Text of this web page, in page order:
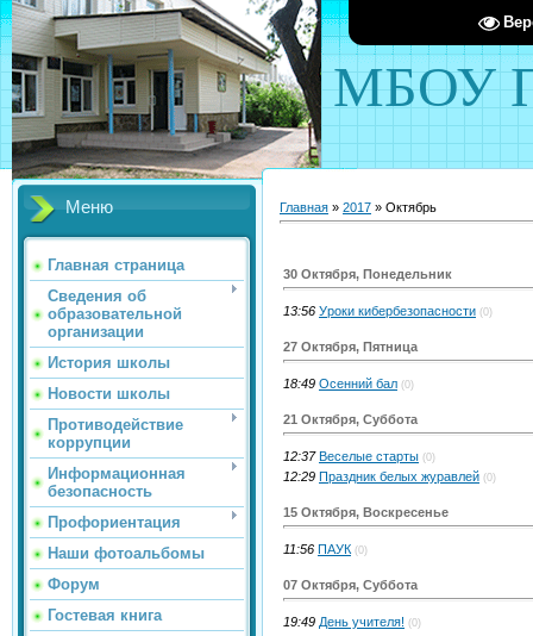
МБОУ
Меню
Главная страница
Сведения об
образовательной
организации
История школы
Новости школы
Противодействие
коррупции
Информационная
безопасность
Профориентация
Наши фотоальбомы
Форум
Гостевая книга
Главная » 2017 » Октябрь
30 Октября, Понедельник
13:56 Уроки кибербезопасности (0)
27 Октября, Пятница
18:49 Осенний бал (0)
21 Октября, Суббота
12:37 Веселые старты (0)
12:29 Праздник белых журавлей (0)
15 Октября, Воскресенье
11:56 ПАУК (0)
07 Октября, Суббота
19:49 День учителя! (0)